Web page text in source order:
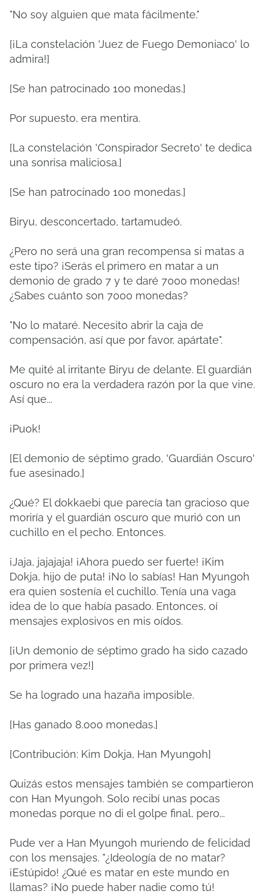
"No soy alguien que mata fácilmente."
[¡La constelación 'Juez de Fuego Demoniaco' lo
admira!]
[Se han patrocinado 100 monedas.]
Por supuesto, era mentira.
[La constelación 'Conspirador Secreto' te dedica
una sonrisa maliciosa.]
[Se han patrocinado 100 monedas.]
Biryu, desconcertado, tartamudeó.
¿Pero no será una gran recompensa si matas a
este tipo? ¡Serás el primero en matar a un
demonio de grado 7 y te daré 7000 monedas!
¿Sabes cuánto son 7000 monedas?
"No lo mataré. Necesito abrir la caja de
compensación, así que por favor, apártate".
Me quité al irritante Biryu de delante. El guardián
oscuro no era la verdadera razón por la que vine.
Así que...
¡Puok!
[El demonio de séptimo grado, 'Guardián Oscuro'
fue asesinado.]
¿Qué? El dokkaebi que parecía tan gracioso que
moriría y el guardián oscuro que murió con un
cuchillo en el pecho. Entonces.
¡Jaja, jajajaja! ¡Ahora puedo ser fuerte! ¡Kim
Dokja, hijo de puta! ¡No lo sabías! Han Myungoh
era quien sostenía el cuchillo. Tenía una vaga
idea de lo que había pasado. Entonces, oí
mensajes explosivos en mis oídos.
[¡Un demonio de séptimo grado ha sido cazado
por primera vez!]
Se ha logrado una hazaña imposible.
[Has ganado 8.000 monedas.]
[Contribución: Kim Dokja, Han Myungoh]
Quizás estos mensajes también se compartieron
con Han Myungoh. Solo recibí unas pocas
monedas porque no di el golpe final, pero...
Pude ver a Han Myungoh muriendo de felicidad
con los mensajes. "¿Ideología de no matar?
¡Estúpido! ¿Qué es matar en este mundo en
llamas? ¡No puede haber nadie como tú!